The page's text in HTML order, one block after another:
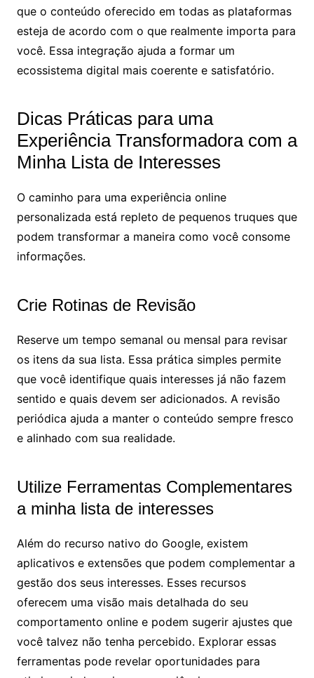
que o conteúdo oferecido em todas as plataformas
esteja de acordo com o que realmente importa para
você. Essa integração ajuda a formar um
ecossistema digital mais coerente e satisfatório.
Dicas Práticas para uma
Experiência Transformadora com a
Minha Lista de Interesses
O caminho para uma experiência online
personalizada está repleto de pequenos truques que
podem transformar a maneira como você consome
informações.
Crie Rotinas de Revisão
Reserve um tempo semanal ou mensal para revisar
os itens da sua lista. Essa prática simples permite
que você identifique quais interesses já não fazem
sentido e quais devem ser adicionados. A revisão
periódica ajuda a manter o conteúdo sempre fresco
e alinhado com sua realidade.
Utilize Ferramentas Complementares
a minha lista de interesses
Além do recurso nativo do Google, existem
aplicativos e extensões que podem complementar a
gestão dos seus interesses. Esses recursos
oferecem uma visão mais detalhada do seu
comportamento online e podem sugerir ajustes que
você talvez não tenha percebido. Explorar essas
ferramentas pode revelar oportunidades para